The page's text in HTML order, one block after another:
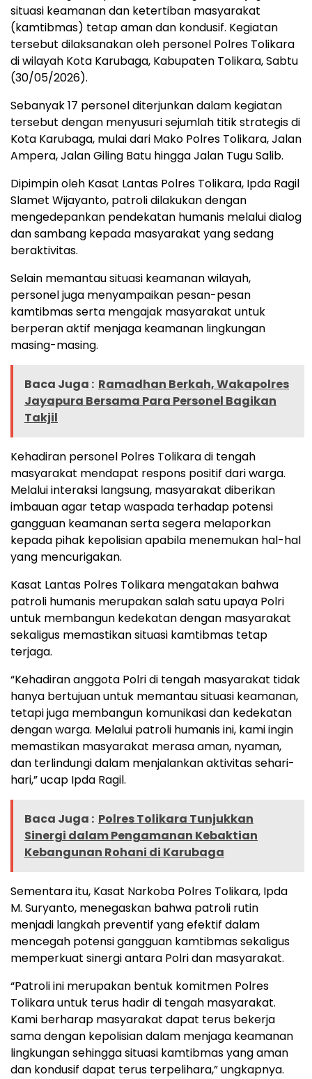
situasi keamanan dan ketertiban masyarakat
(kamtibmas) tetap aman dan kondusif. Kegiatan
tersebut dilaksanakan oleh personel Polres Tolikara
di wilayah Kota Karubaga, Kabupaten Tolikara, Sabtu
(30/05/2026).
Sebanyak 17 personel diterjunkan dalam kegiatan
tersebut dengan menyusuri sejumlah titik strategis di
Kota Karubaga, mulai dari Mako Polres Tolikara, Jalan
Ampera, Jalan Giling Batu hingga Jalan Tugu Salib.
Dipimpin oleh Kasat Lantas Polres Tolikara, Ipda Ragil
Slamet Wijayanto, patroli dilakukan dengan
mengedepankan pendekatan humanis melalui dialog
dan sambang kepada masyarakat yang sedang
beraktivitas.
Selain memantau situasi keamanan wilayah,
personel juga menyampaikan pesan-pesan
kamtibmas serta mengajak masyarakat untuk
berperan aktif menjaga keamanan lingkungan
masing-masing.
Baca Juga : Ramadhan Berkah, Wakapolres
Jayapura Bersama Para Personel Bagikan
Takjil
Kehadiran personel Polres Tolikara di tengah
masyarakat mendapat respons positif dari warga.
Melalui interaksi langsung, masyarakat diberikan
imbauan agar tetap waspada terhadap potensi
gangguan keamanan serta segera melaporkan
kepada pihak kepolisian apabila menemukan hal-hal
yang mencurigakan.
Kasat Lantas Polres Tolikara mengatakan bahwa
patroli humanis merupakan salah satu upaya Polri
untuk membangun kedekatan dengan masyarakat
sekaligus memastikan situasi kamtibmas tetap
terjaga.
“Kehadiran anggota Polri di tengah masyarakat tidak
hanya bertujuan untuk memantau situasi keamanan,
tetapi juga membangun komunikasi dan kedekatan
dengan warga. Melalui patroli humanis ini, kami ingin
memastikan masyarakat merasa aman, nyaman,
dan terlindungi dalam menjalankan aktivitas sehari-
hari,” ucap Ipda Ragil.
Baca Juga : Polres Tolikara Tunjukkan
Sinergi dalam Pengamanan Kebaktian
Kebangunan Rohani di Karubaga
Sementara itu, Kasat Narkoba Polres Tolikara, Ipda
M. Suryanto, menegaskan bahwa patroli rutin
menjadi langkah preventif yang efektif dalam
mencegah potensi gangguan kamtibmas sekaligus
memperkuat sinergi antara Polri dan masyarakat.
“Patroli ini merupakan bentuk komitmen Polres
Tolikara untuk terus hadir di tengah masyarakat.
Kami berharap masyarakat dapat terus bekerja
sama dengan kepolisian dalam menjaga keamanan
lingkungan sehingga situasi kamtibmas yang aman
dan kondusif dapat terus terpelihara,” ungkapnya.